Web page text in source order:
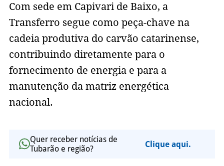
Com sede em Capivari de Baixo, a
Transferro segue como peça-chave na
cadeia produtiva do carvão catarinense,
contribuindo diretamente para o
fornecimento de energia e para a
manutenção da matriz energética
nacional.
Quer receber notícias de
Tubarão e região?
Clique aqui.